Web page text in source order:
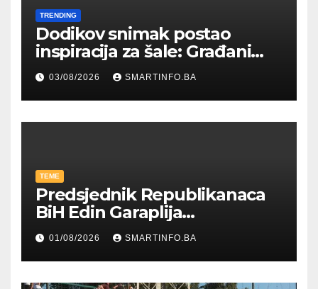
TRENDING
Dodikov snimak postao
inspiracija za šale: Građani
kroz parodiju poslali poruku
03/08/2026 SMARTINFO.BA
TEME
Predsjednik Republikanaca
BiH Edin Garaplija
prisustvovao prezentaciji
Federalnog sajma
zapošljavanja
01/08/2026 SMARTINFO.BA